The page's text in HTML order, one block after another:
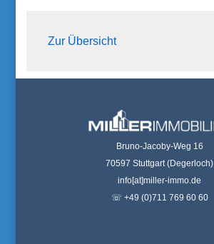
Zur Übersicht
Bruno-Jacoby-Weg 16
70597 Stuttgart (Degerloch)
info[at]miller-immo.de
☏ +49 (0)711 769 60 60